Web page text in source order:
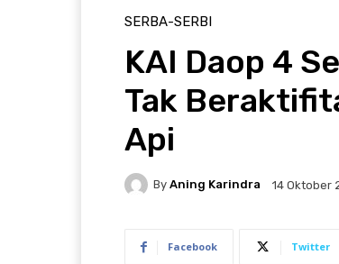
SERBA-SERBI
KAI Daop 4
Tak
Api
By Aning Karindra 14 Oktober
Facebook Twitter